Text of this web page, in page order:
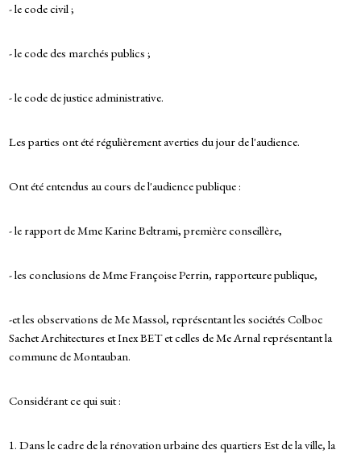
- le code civil ;
- le code des marchés publics ;
- le code de justice administrative.
Les parties ont été régulièrement averties du jour de l'audience.
Ont été entendus au cours de l'audience publique :
- le rapport de Mme Karine Beltrami, première conseillère,
- les conclusions de Mme Françoise Perrin, rapporteure publique,
-et les observations de Me Massol, représentant les sociétés Colboc
Sachet Architectures et Inex BET et celles de Me Arnal représentant la
commune de Montauban.
Considérant ce qui suit :
1. Dans le cadre de la rénovation urbaine des quartiers Est de la ville, la